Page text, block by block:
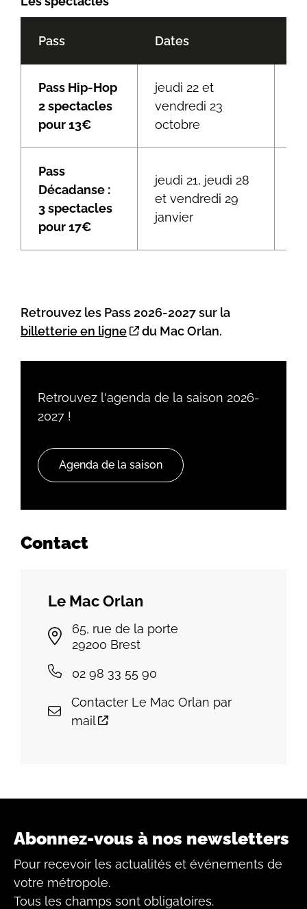
Pass Dates
Pass Hip-Hop
2 spectacles
pour 13€
jeudi 22 et
vendredi 23
octobre
Pass
Décadanse :
3 spectacles
pour 17€
jeudi 21, jeudi 28
et vendredi 29
janvier
Retrouvez les Pass 2026-2027 sur la
billetterie en ligne
du Mac Orlan.
Retrouvez l'agenda de la saison 2026-
2027 !
Agenda de la saison
Contact
Le Mac Orlan
65, rue de la porte
29200 Brest
02 98 33 55 90
Contacter Le Mac Orlan par
mail
Abonnez-vous à nos newsletters
Pour recevoir les actualités et événements de
votre métropole.
Tous les champs sont obligatoires.